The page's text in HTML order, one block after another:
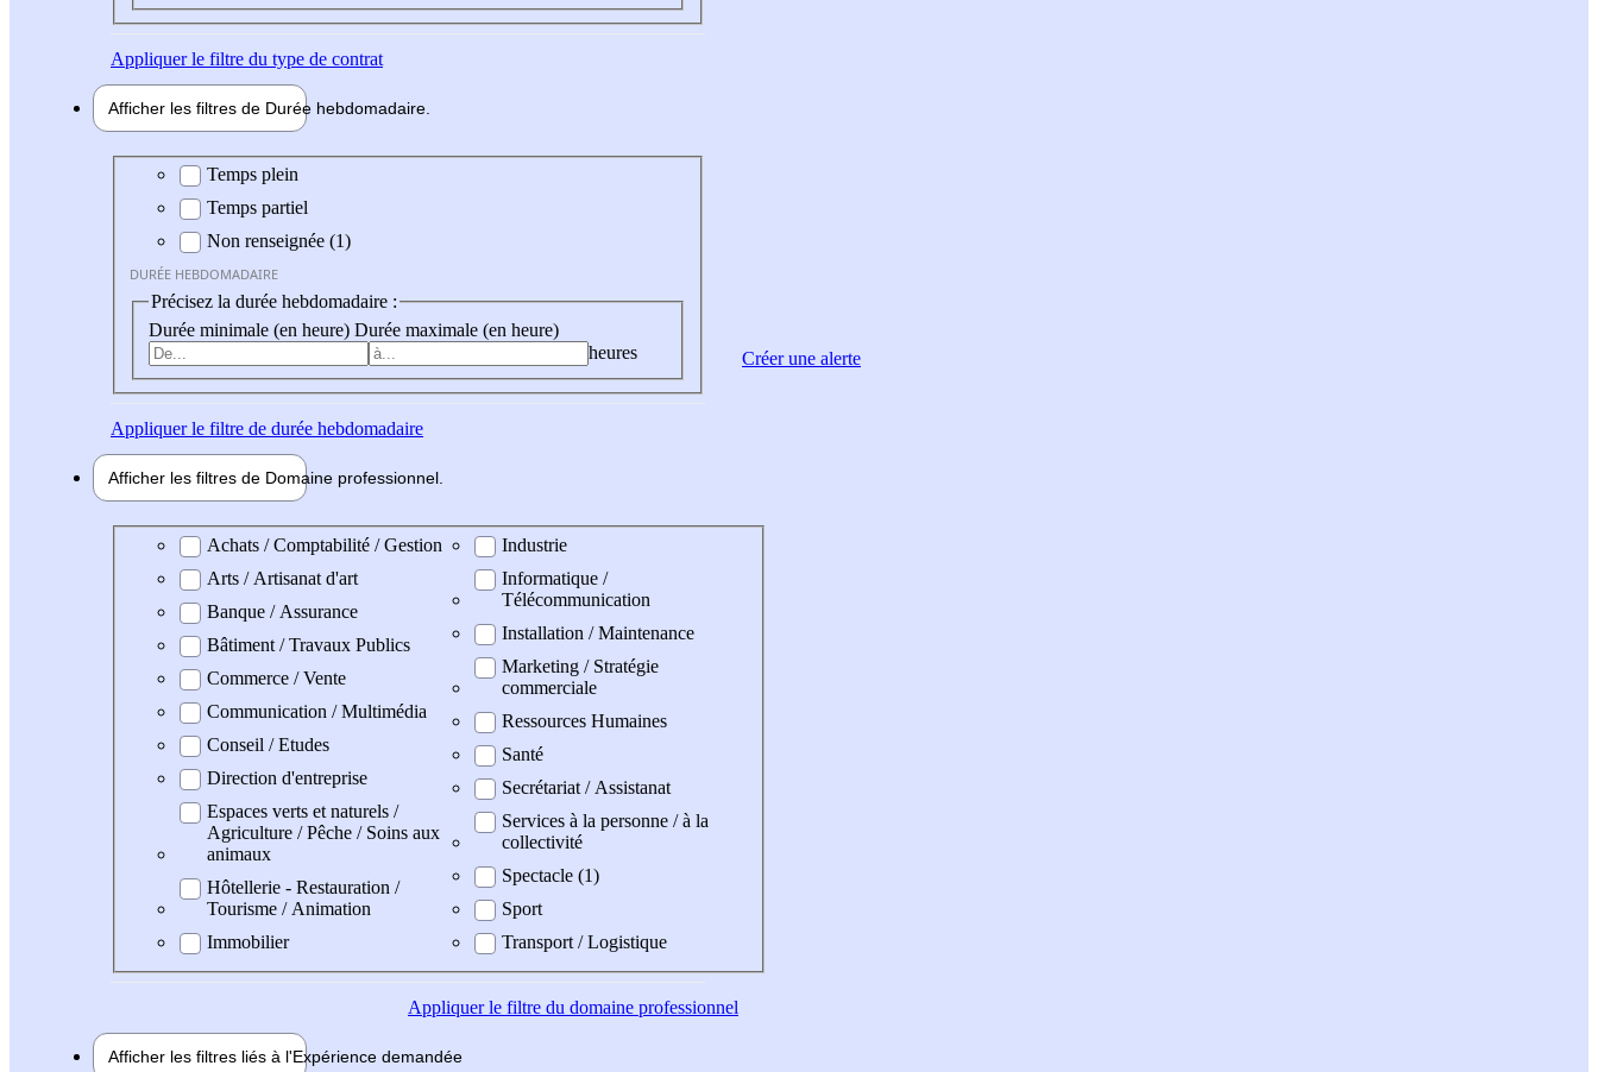
Appliquerle filtre du type de contrat
Afficher les filtres de Durée hebdomadaire
Durée hebdomadaire
Temps plein
Temps partiel
Non renseignée (1)
DURÉE HEBDOMADAIRE
Précisez la durée hebdomadaire :
Durée minimale (en heure) Durée maximale (en heure)
heures
Appliquerle filtre de durée hebdomadaire
Afficher les filtres de Domaine professionnel
Domaine professionel
Achats / Comptabilité / Gestion
Arts / Artisanat d'art
Banque / Assurance
Bâtiment / Travaux Publics
Commerce / Vente
Communication / Multimédia
Conseil / Etudes
Direction d'entreprise
Espaces verts et naturels /
Agriculture / Pêche / Soins aux
animaux
Hôtellerie - Restauration /
Tourisme / Animation
Immobilier
Industrie
Informatique /
Télécommunication
Installation / Maintenance
Marketing / Stratégie
commerciale
Ressources Humaines
Santé
Secrétariat / Assistanat
Services à la personne / à la
collectivité
Spectacle (1)
Sport
Transport / Logistique
Appliquerle filtre du domaine professionnel
Afficher les filtres liés à l'Expérience demandée
Créer une alerte